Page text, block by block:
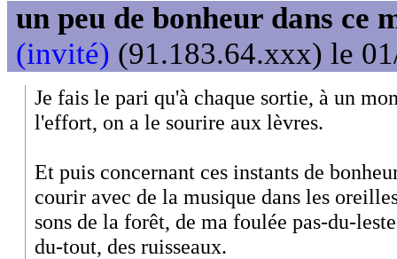
un peu de bonheur dans ce
(invité) (91.183.64.xxx) le
Je fais le pari qu'à chaque sortie, à un
l'effort, on a le sourire aux lèvres.
Et puis concernant ces instants de
courir avec de la musique dans les
sons de la forêt, de ma foulée pas-du-
du-tout, des ruisseaux.